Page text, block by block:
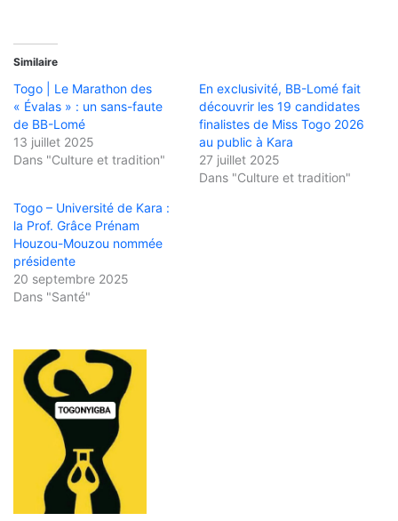
Similaire
Togo | Le Marathon des
« Évalas » : un sans-faute
de BB-Lomé
13 juillet 2025
Dans "Culture et tradition"
En exclusivité, BB-Lomé fait
découvrir les 19 candidates
finalistes de Miss Togo 2026
au public à Kara
27 juillet 2025
Dans "Culture et tradition"
Togo – Université de Kara :
la Prof. Grâce Prénam
Houzou-Mouzou nommée
présidente
20 septembre 2025
Dans "Santé"